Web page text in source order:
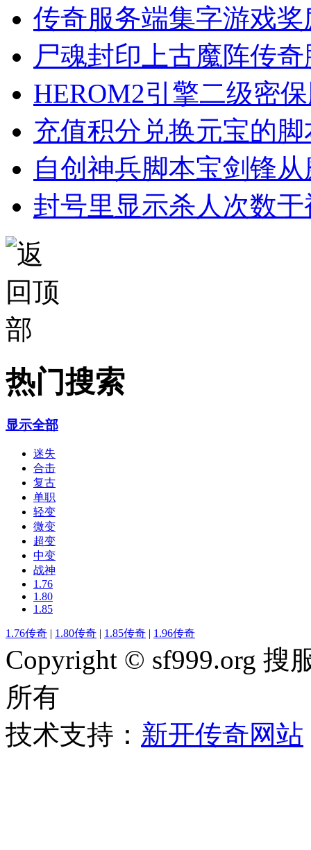
传奇服务端集字游戏
尸魂封印上古魔阵传
HEROM2引擎二级密
充值积分兑换元宝的
自创神兵脚本宝剑锋
封号里显示杀人次数
热门搜索
显示全部
迷失
合击
复古
单职
轻变
微变
超变
中变
战神
1.76
1.80
1.85
1.76传奇 | 1.80传奇 | 1.85传奇 | 1.96传奇
Copyright © sf999.org 搜
所有
技术支持： 新开传奇网站